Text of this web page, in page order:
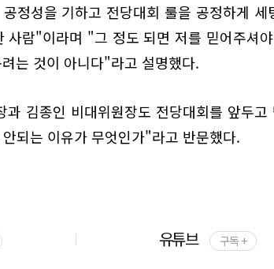
정성을 기하고 전당대회 룰을 공정하게 세
사람"이라며 "그 정도 되면 저를 믿어주셔
는 것이 아니다"라고 설명했다.
김종인 비대위원장도 전당대회를 앞두고
되는 이유가 무엇인가"라고 반문했다.
유튜브 구독 +